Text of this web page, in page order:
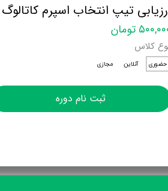
تیپ انتخاب اسپرم
تومان
کلاس
حضوری آنلاین مجازی
ثبت نام دوره